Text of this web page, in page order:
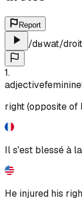
Report
/dʁwat/droit
1.
adjectivefeminine
right (opposite of
Il s'est blessé à
He injured his